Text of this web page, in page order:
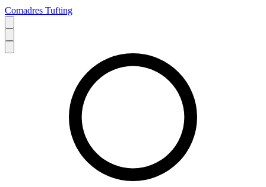
Comadres Tufting